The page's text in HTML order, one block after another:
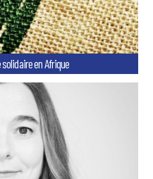
en Afrique